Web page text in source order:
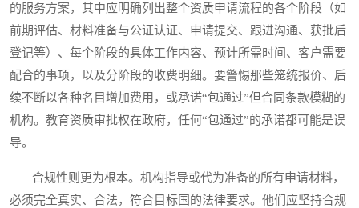
的服务方案，其中应明确列出整个资质申请流程的各个阶段（如
前期评估、材料准备与公证认证、申请提交、跟进沟通、获批后
登记等）、每个阶段的具体工作内容、预计所需时间、客户需要
配合的事项，以及分阶段的收费明细。要警惕那些笼统报价、后
续不断以各种名目增加费用，或承诺“包通过”但合同条款模糊的
机构。教育资质审批权在政府，任何“包通过”的承诺都可能是误
导。
合规性则更为根本。机构指导或代为准备的所有申请材料，
必须完全真实、合法，符合目标国的法律要求。他们应坚持合规